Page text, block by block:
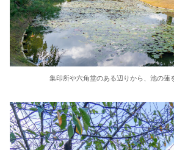
集印所や六角堂のある辺りから、池の蓮